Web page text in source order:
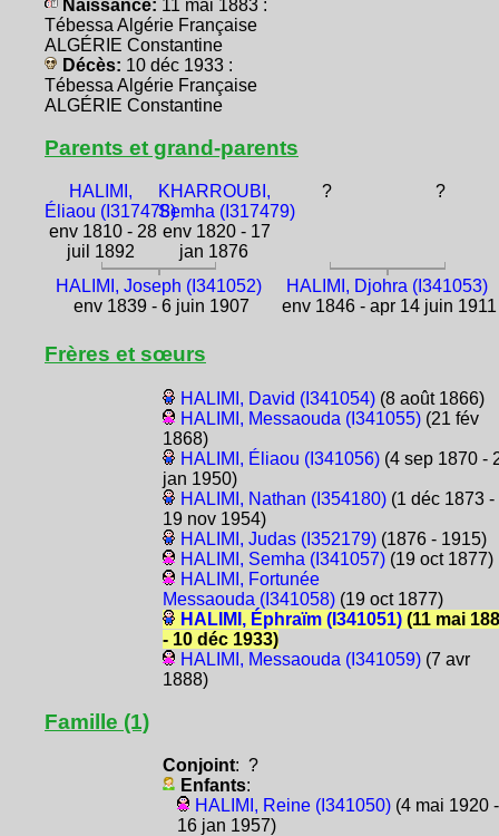
Naissance: 11 mai 1883 :
Tébessa Algérie Française
ALGÉRIE Constantine
Décès: 10 déc 1933 :
Tébessa Algérie Française
ALGÉRIE Constantine
Parents et grand-parents
HALIMI,
Éliaou (I317478)
env 1810 - 28
juil 1892
KHARROUBI,
Semha (I317479)
env 1820 - 17
jan 1876
? ?
HALIMI, Joseph (I341052)
env 1839 - 6 juin 1907
HALIMI, Djohra (I341053)
env 1846 - apr 14 juin 1911
Frères et sœurs
HALIMI, David (I341054)(8 août 1866)
HALIMI, Messaouda (I341055)(21 fév
1868)
HALIMI, Éliaou (I341056)(4 sep 1870 -
jan 1950)
HALIMI, Nathan (I354180)(1 déc 1873 -
19 nov 1954)
HALIMI, Judas (I352179)(1876 - 1915)
HALIMI, Semha (I341057)(19 oct 1877)
HALIMI, Fortunée
Messaouda (I341058)(19 oct 1877)
HALIMI, Éphraïm (I341051)(11 mai
- 10 déc 1933)
HALIMI, Messaouda (I341059)(7 avr
1888)
Famille (1)
Conjoint: ?
Enfants:
HALIMI, Reine (I341050)(4 mai 1920 -
16 jan 1957)